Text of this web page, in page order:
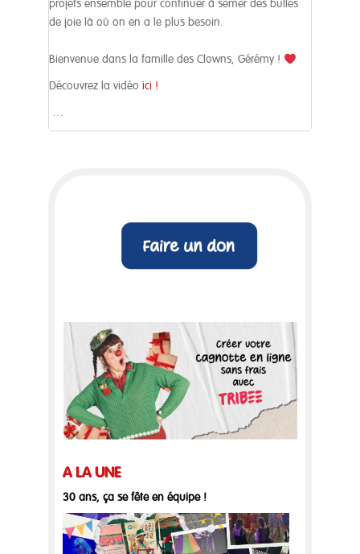
projets ensemble pour continuer à semer des bulles
de joie là où on en a le plus besoin.
Bienvenue dans la famille des Clowns, Gérémy !
Découvrez la vidéo ici !
…
A LA UNE
30 ans, ça se fête en équipe !